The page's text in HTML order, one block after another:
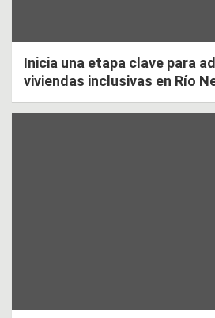
Inicia una etapa clave para
viviendas inclusivas en Río